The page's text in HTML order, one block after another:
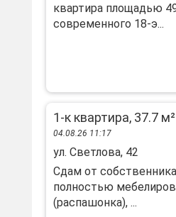
квартира площадью
современного 18-э...
1-к квартира, 37.7 м²
04.08.26 11:17
ул. Светлова, 42
Сдам от
полностью
(распашонка), ...